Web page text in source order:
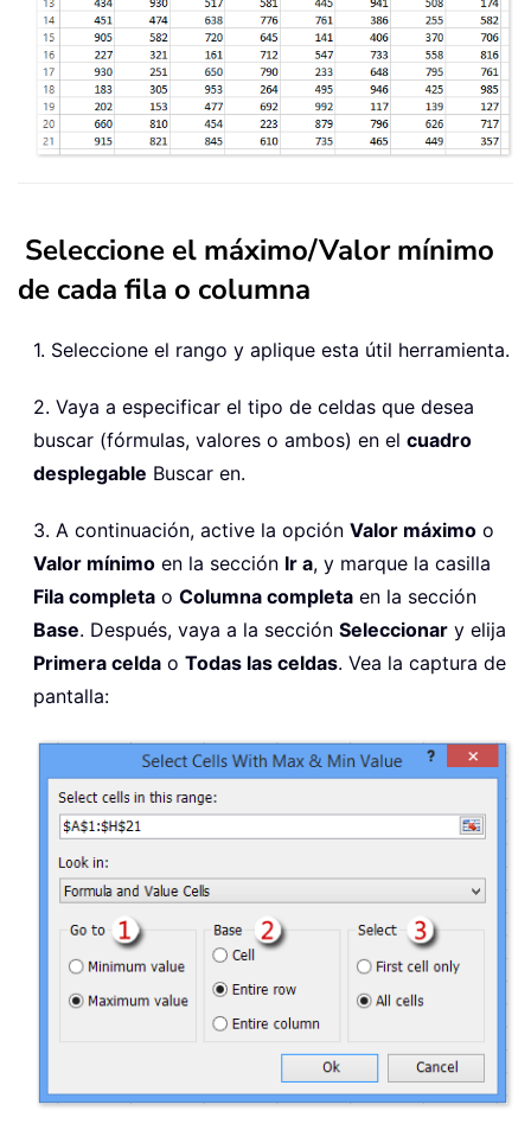
Seleccione el máximo/Valor mínimo
de cada fila o columna
1. Seleccione el rango y aplique esta útil herramienta.
2. Vaya a especificar el tipo de celdas que desea
buscar (fórmulas, valores o ambos) en el cuadro
desplegable Buscar en.
3. A continuación, active la opción Valor máximo o
Valor mínimo en la sección Ir a, y marque la casilla
Fila completa o Columna completa en la sección
Base. Después, vaya a la sección Seleccionar y elija
Primera celda o Todas las celdas. Vea la captura de
pantalla: